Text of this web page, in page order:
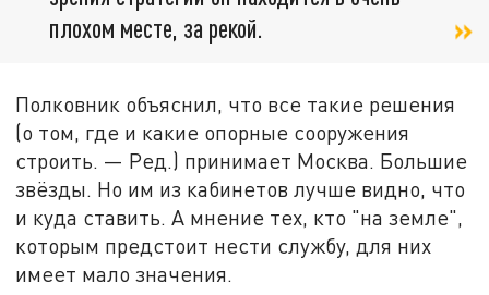
плохом месте, за рекой.
Полковник объяснил, что все такие решения
(о том, где и какие опорные сооружения
строить. — Ред.) принимает Москва. Большие
звёзды. Но им из кабинетов лучше видно, что
и куда ставить. А мнение тех, кто "на земле",
которым предстоит нести службу, для них
имеет мало значения.